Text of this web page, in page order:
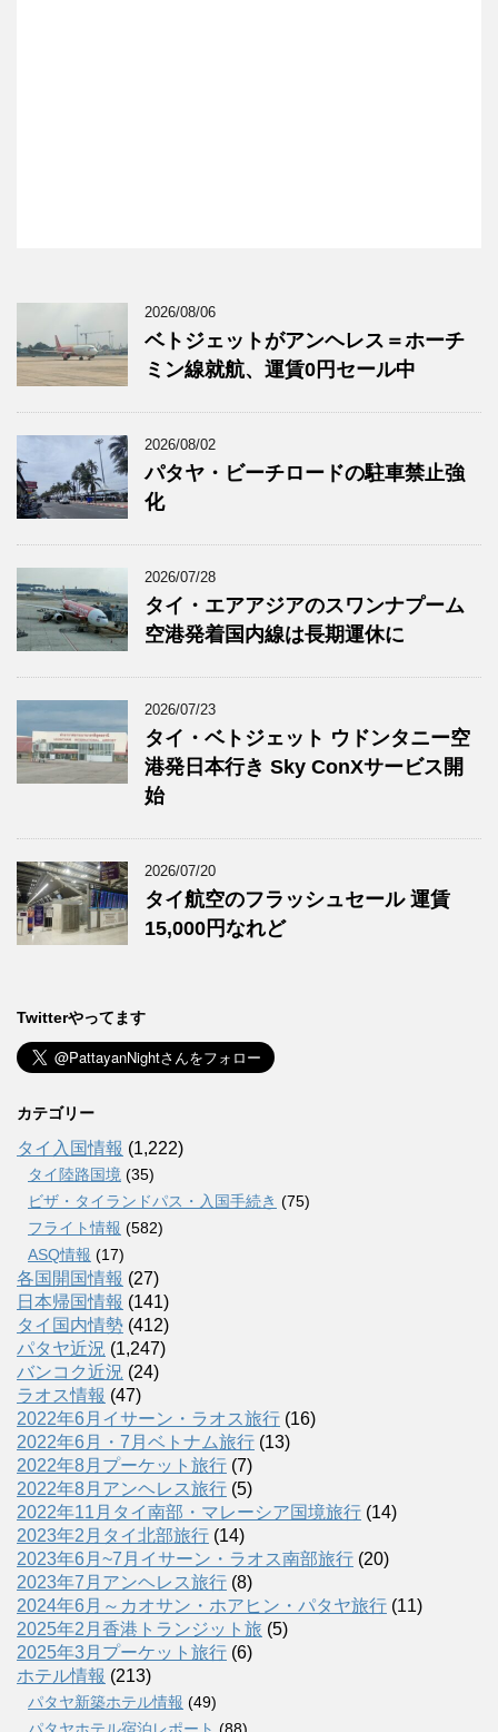
2026/08/06
ベトジェットがアンヘレス＝ホーチ
ミン線就航、運賃0円セール中
2026/08/02
パタヤ・ビーチロードの駐車禁止強
化
2026/07/28
タイ・エアアジアのスワンナプーム
空港発着国内線は長期運休に
2026/07/23
タイ・ベトジェット ウドンタニー空
港発日本行き Sky ConXサービス開
始
2026/07/20
タイ航空のフラッシュセール 運賃
15,000円なれど
Twitterやってます
カテゴリー
タイ入国情報 (1,222)
タイ陸路国境 (35)
ビザ・タイランドパス・入国手続き (75)
フライト情報 (582)
ASQ情報 (17)
各国開国情報 (27)
日本帰国情報 (141)
タイ国内情勢 (412)
パタヤ近況 (1,247)
バンコク近況 (24)
ラオス情報 (47)
2022年6月イサーン・ラオス旅行 (16)
2022年6月・7月ベトナム旅行 (13)
2022年8月プーケット旅行 (7)
2022年8月アンヘレス旅行 (5)
2022年11月タイ南部・マレーシア国境旅行 (14)
2023年2月タイ北部旅行 (14)
2023年6月~7月イサーン・ラオス南部旅行 (20)
2023年7月アンヘレス旅行 (8)
2024年6月～カオサン・ホアヒン・パタヤ旅行 (11)
2025年2月香港トランジット旅 (5)
2025年3月プーケット旅行 (6)
ホテル情報 (213)
パタヤ新築ホテル情報 (49)